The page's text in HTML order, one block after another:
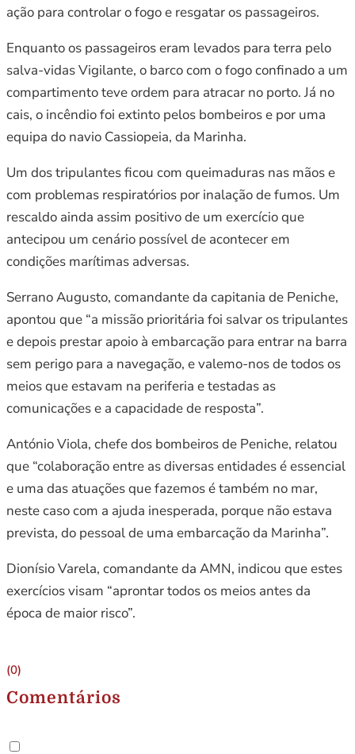
ação para controlar o fogo e resgatar os passageiros.
Enquanto os passageiros eram levados para terra pelo
salva-vidas Vigilante, o barco com o fogo confinado a um
compartimento teve ordem para atracar no porto. Já no
cais, o incêndio foi extinto pelos bombeiros e por uma
equipa do navio Cassiopeia, da Marinha.
Um dos tripulantes ficou com queimaduras nas mãos e
com problemas respiratórios por inalação de fumos. Um
rescaldo ainda assim positivo de um exercício que
antecipou um cenário possível de acontecer em
condições marítimas adversas.
Serrano Augusto, comandante da capitania de Peniche,
apontou que “a missão prioritária foi salvar os tripulantes
e depois prestar apoio à embarcação para entrar na barra
sem perigo para a navegação, e valemo-nos de todos os
meios que estavam na periferia e testadas as
comunicações e a capacidade de resposta”.
António Viola, chefe dos bombeiros de Peniche, relatou
que “colaboração entre as diversas entidades é essencial
e uma das atuações que fazemos é também no mar,
neste caso com a ajuda inesperada, porque não estava
prevista, do pessoal de uma embarcação da Marinha”.
Dionísio Varela, comandante da AMN, indicou que estes
exercícios visam “aprontar todos os meios antes da
época de maior risco”.
(0)
Comentários